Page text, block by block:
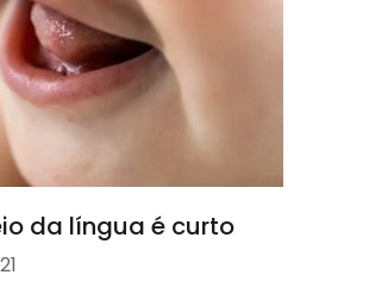
da língua é curto